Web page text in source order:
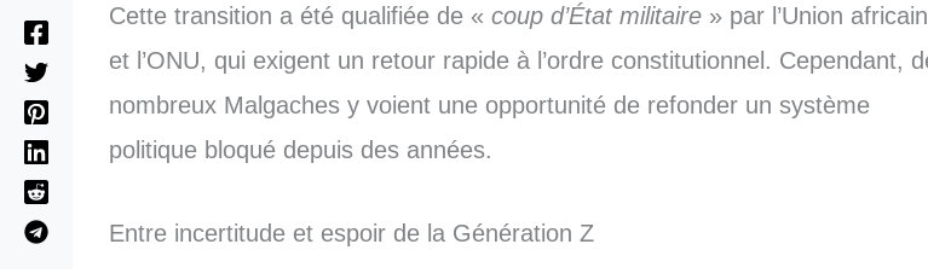
Cette transition a été qualifiée de « coup d’État militaire» par l’Union
et l’ONU, qui exigent un retour rapide à l’ordre constitutionnel. Cependant,
nombreux Malgaches y voient une opportunité de refonder un système
politique bloqué depuis des années.
Entre incertitude et espoir de la Génération Z